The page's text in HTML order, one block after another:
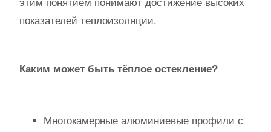
этим понятием понимают достижение высоких
показателей теплоизоляции.
Каким может быть тёплое остекление?
Многокамерные алюминиевые профили с